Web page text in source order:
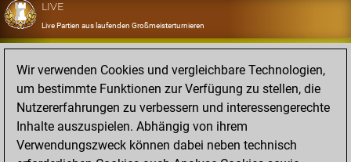
LIVE
Live Partien aus laufenden Großmeisterturnieren
OPENINGS
Erfassen und Üben Sie Ihr Eröffnungsrepertoire
DATABASE
Acht Millionen starke Partien
MYGAMES
Speichern und analysieren Sie eigene Partien in der Cloud
Wir verwenden Cookies und vergleichbare Technologien,
um bestimmte Funktionen zur Verfügung zu stellen, die
Nutzererfahrungen zu verbessern und interessengerechte
Inhalte auszuspielen. Abhängig von ihrem
Verwendungszweck können dabei neben technisch